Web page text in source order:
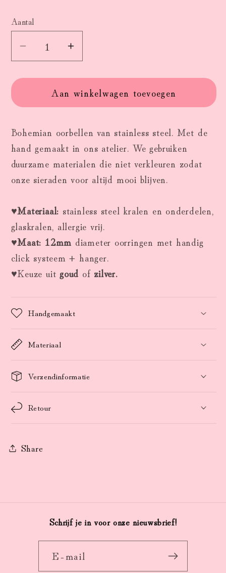
Aantal
Aantal
Aantal
verlagen
voor
Oorbellen
stainless
Aantal
verhogen
voor
Oorbellen
stainless
Aan winkelwagen toevoegen
Bohemian oorbellen van stainless steel. Met de
hand gemaakt in ons atelier. We gebruiken
duurzame materialen die niet verkleuren zodat
onze sieraden voor altijd mooi blijven.
♥Materiaal: stainless steel kralen en onderdelen,
glaskralen, allergie vrij.
♥Maat: 12mm diameter oorringen met handig
click systeem + hanger.
♥Keuze uit goud ofzilver.
Handgemaakt
Materiaal
Verzendinformatie
Retour
Share
Schrijf je in voor onze nieuwsbrief!
E‑mail